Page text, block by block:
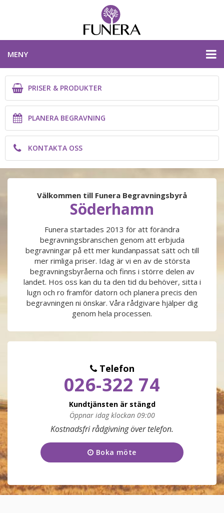
MENY
PRISER & PRODUKTER
PLANERA BEGRAVNING
KONTAKTA OSS
PLANERA BEGRAVNING
PRODUKTER & PRISER
OM BEGRAVNINGAR
JURIDIK
026-322 74
PRISER & PRODUKTER
PLANERA BEGRAVNING
KONTAKTA OSS
Välkommen till Funera Begravningsbyrå
Söderhamn
Funera startades 2013 för att förändra
begravningsbranschen genom att erbjuda
begravningar på ett mer kundanpassat sätt och till
mer rimliga priser. Idag är vi en av de största
begravningsbyråerna och finns i större delen av
landet. Hos oss kan du ta den tid du behöver, sitta i
lugn och ro framför datorn och planera precis den
begravningen ni önskar. Våra rådgivare hjälper dig
genom hela processen.
Telefon
026-322 74
Kundtjänsten är stängd
Öppnar idag klockan 09:00
Måndag
09:00 - 17:00
Tisdag
09:00 - 17:00
Onsdag
09:00 - 17:00
Fredag 09:00 - 17:00
Kostnadsfri rådgivning över telefon.
Boka möte